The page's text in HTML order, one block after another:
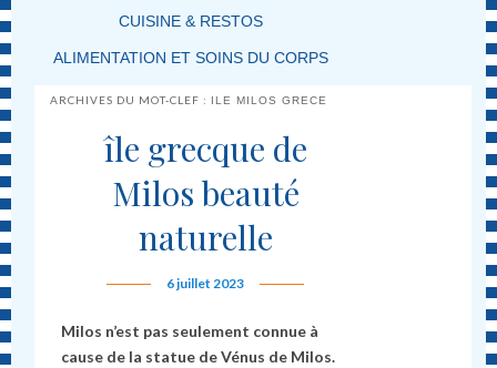
CUISINE & RESTOS
ALIMENTATION ET SOINS DU CORPS
ARCHIVES DU MOT-CLEF : ILE MILOS GRECE
île grecque de
Milos beauté
naturelle
6 juillet 2023
Milos n’est pas seulement connue à
cause de la statue de Vénus de Milos.